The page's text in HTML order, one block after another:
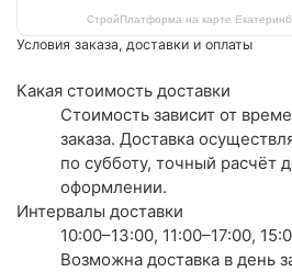
СтройПлатформа на карте
Условия заказа, доставки и оплаты
Какая стоимость доставки
Стоимость зависит от
заказа. Доставка
по субботу, точный расчёт
оформлении.
Интервалы доставки
10:00–13:00, 11:00–17:00,
Возможна доставка в день